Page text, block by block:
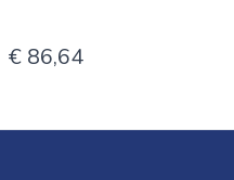
€ 86,64